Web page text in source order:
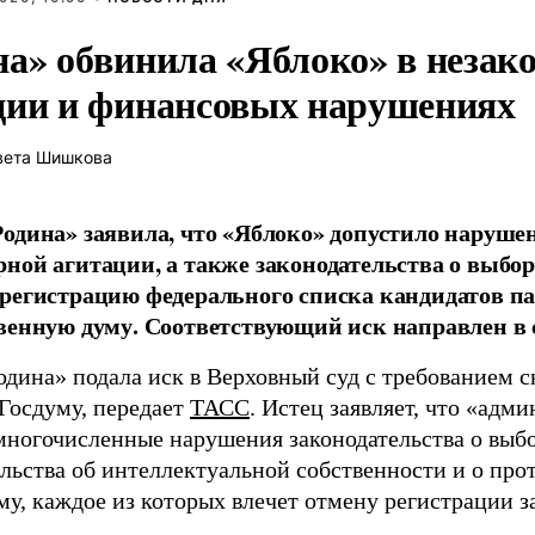
обвинила «Яблоко» в
и финансовых нарушениях
Шишкова
заявила, что «Яблоко» допустило
агитации, а также законодательства о
федерального списка кандидатов
думу. Соответствующий иск направлен в
подала иск в Верховный суд с требованием
передает ТАСС. Истец заявляет, что
нарушения законодательства о
об интеллектуальной собственности и о
каждое из которых влечет отмену регистрации